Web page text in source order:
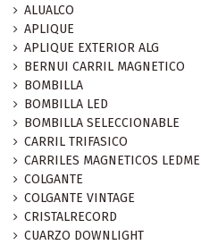
ALUALCO
APLIQUE
APLIQUE EXTERIOR ALG
BERNUI CARRIL MAGNETICO
BOMBILLA
BOMBILLA LED
BOMBILLA SELECCIONABLE
CARRIL TRIFASICO
CARRILES MAGNETICOS LEDME
COLGANTE
COLGANTE VINTAGE
CRISTALRECORD
CUARZO DOWNLIGHT